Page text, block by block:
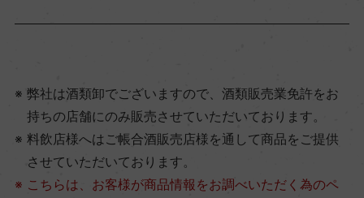
弊社は酒類卸でございますので、酒類販売業免許をお
持ちの店舗にのみ販売させていただいております。
料飲店様へはご帳合酒販売店様を通して商品をご提供
させていただいております。
こちらは、お客様が商品情報をお調べいただく為のペ